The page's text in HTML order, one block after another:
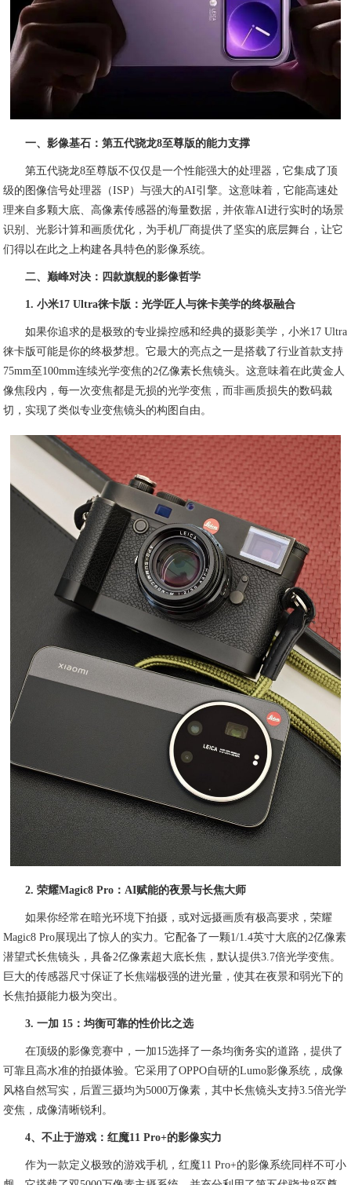
一、影像基石：第五代骁龙8至尊版的能力支撑
第五代骁龙8至尊版不仅仅是一个性能强大的处理器，它集成了顶
级的图像信号处理器（ISP）与强大的AI引擎。这意味着，它能高速处
理来自多颗大底、高像素传感器的海量数据，并依靠AI进行实时的场景
识别、光影计算和画质优化，为手机厂商提供了坚实的底层舞台，让它
们得以在此之上构建各具特色的影像系统。
二、巅峰对决：四款旗舰的影像哲学
1. 小米17 Ultra徕卡版：光学匠人与徕卡美学的终极融合
如果你追求的是极致的专业操控感和经典的摄影美学，小米17 Ultra
徕卡版可能是你的终极梦想。它最大的亮点之一是搭载了行业首款支持
75mm至100mm连续光学变焦的2亿像素长焦镜头。这意味着在此黄金人
像焦段内，每一次变焦都是无损的光学变焦，而非画质损失的数码裁
切，实现了类似专业变焦镜头的构图自由。
2. 荣耀Magic8 Pro：AI赋能的夜景与长焦大师
如果你经常在暗光环境下拍摄，或对远摄画质有极高要求，荣耀
Magic8 Pro展现出了惊人的实力。它配备了一颗1/1.4英寸大底的2亿像素
潜望式长焦镜头，具备2亿像素超大底长焦，默认提供3.7倍光学变焦。
巨大的传感器尺寸保证了长焦端极强的进光量，使其在夜景和弱光下的
长焦拍摄能力极为突出。
3. 一加 15：均衡可靠的性价比之选
在顶级的影像竞赛中，一加15选择了一条均衡务实的道路，提供了
可靠且高水准的拍摄体验。它采用了OPPO自研的Lumo影像系统，成像
风格自然写实，后置三摄均为5000万像素，其中长焦镜头支持3.5倍光学
变焦，成像清晰锐利。
4、不止于游戏：红魔11 Pro+的影像实力
作为一款定义极致的游戏手机，红魔11 Pro+的影像系统同样不可小